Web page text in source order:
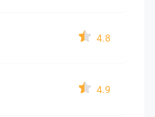
4.8
4.9